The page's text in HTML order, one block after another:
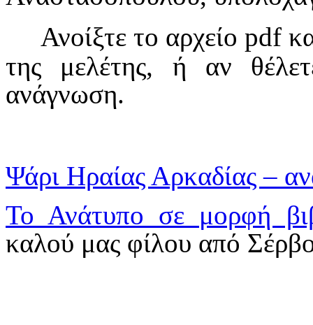
Ανοίξτε το αρχείο pdf
της μελέτης, ή αν
ανάγνωση.
Ψάρι Ηραίας Αρκαδίας –
Το Ανάτυπο σε μορφή
καλού μας φίλου από